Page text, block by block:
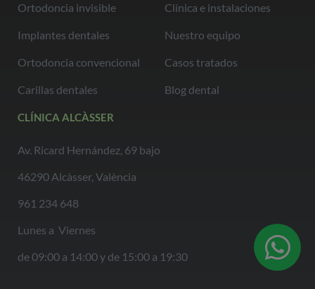
Ortodoncia invisible
Implantes dentales
Ortodoncia convencional
Carillas dentales
Clínica e instalaciones
Nuestro equipo
Casos tratados
Blog dental
CLÍNICA ALCÀSSER
Av. Ricard Hernández, 69 bajo
46290 Alcàsser, València
961 234 648
Lunes a Viernes
de 09:00 a 14:00 y de 15:00 a 19:30